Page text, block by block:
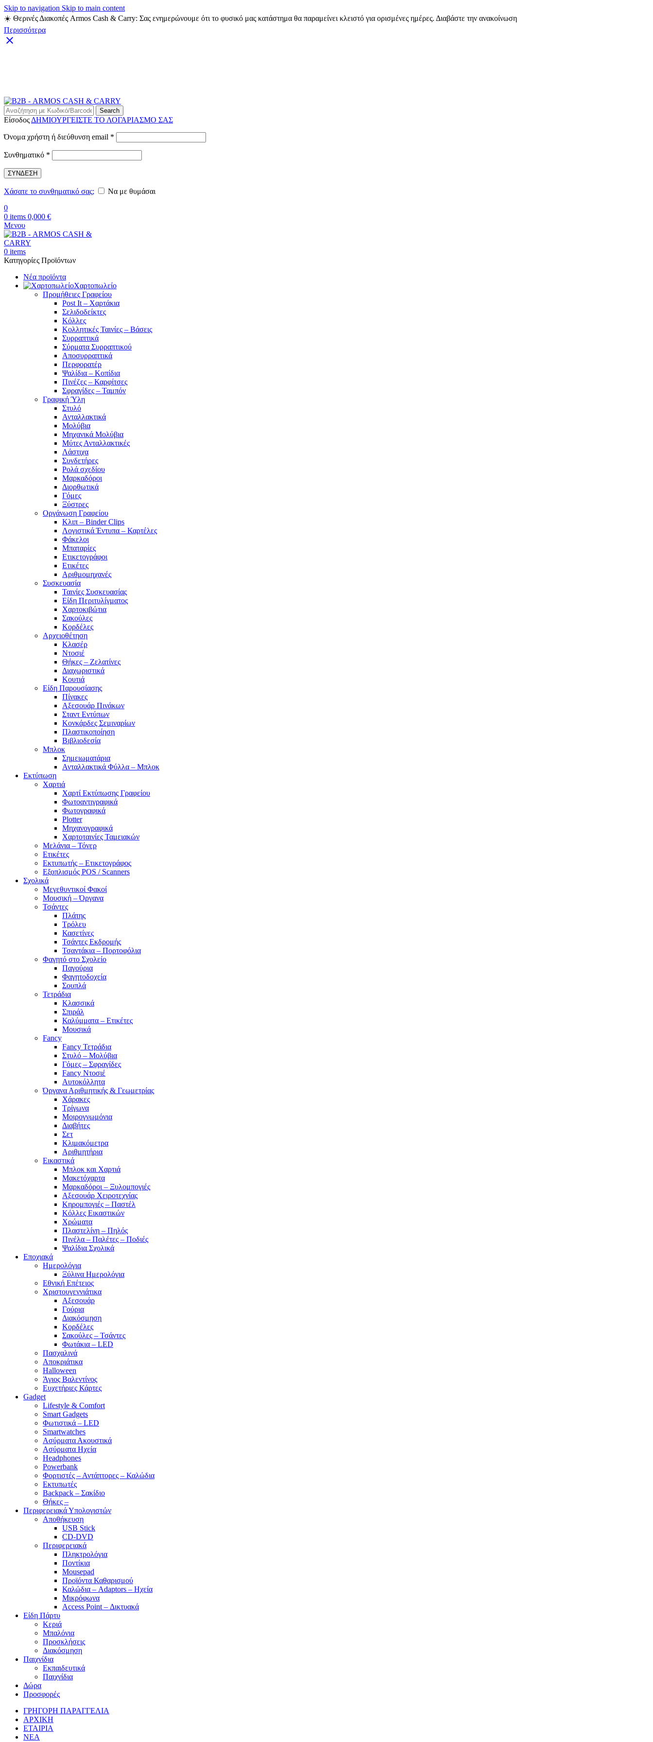
Skip to navigation Skip to main content
☀️ Θερινές Διακοπές Armos Cash & Carry: Σας ενημερώνουμε ότι το φυσικό μας κατάστημα θα παραμείνει κλειστό για ορισμένες ημέρες. Διαβάστε την ανακοίνωση
Περισσότερα
Search
Είσοδος ΔΗΜΙΟΥΡΓΕΙΣΤΕ ΤΟ ΛΟΓΑΡΙΑΣΜΟ ΣΑΣ
Όνομα χρήστη ή διεύθυνση email *
Συνθηματικό *
ΣΥΝΔΕΣΗ
Χάσατε το συνθηματικό σας;
Να με θυμάσαι
0
0 items 0,000 €
Μενου
0 items
Κατηγορίες Προϊόντων
Νέα προϊόντα
Χαρτοπωλείο
Προμήθειες Γραφείου
Post It – Χαρτάκια
Σελιδοδείκτες
Κόλλες
Κολλητικές Ταινίες – Βάσεις
Συρραπτικά
Σύρματα Συρραπτικού
Αποσυρραπτικά
Περφορατέρ
Ψαλίδια – Κοπίδια
Πινέζες – Καρφίτσες
Σφραγίδες – Ταμπόν
Γραφική Ύλη
Στυλό
Ανταλλακτικά
Μολύβια
Μηχανικά Μολύβια
Μύτες Ανταλλακτικές
Λάστιχα
Συνδετήρες
Ρολά σχεδίου
Μαρκαδόροι
Διορθωτικά
Γόμες
Ξύστρες
Οργάνωση Γραφείου
Κλιπ – Binder Clips
Λογιστικά Έντυπα – Καρτέλες
Φάκελοι
Μπαταρίες
Ετικετογράφοι
Ετικέτες
Αριθμομηχανές
Συσκευασία
Ταινίες Συσκευασίας
Είδη Περιτυλίγματος
Χαρτοκιβώτια
Σακούλες
Κορδέλες
Αρχειοθέτηση
Κλασέρ
Ντοσιέ
Θήκες – Ζελατίνες
Διαχωριστικά
Κουτιά
Είδη Παρουσίασης
Πίνακες
Αξεσουάρ Πινάκων
Σταντ Εντύπων
Κονκάρδες Σεμιναρίων
Πλαστικοποίηση
Βιβλιοδεσία
Μπλοκ
Σημειωματάρια
Ανταλλακτικά Φύλλα – Μπλοκ
Εκτύπωση
Χαρτιά
Χαρτί Εκτύπωσης Γραφείου
Φωτοαντιγραφικά
Φωτογραφικά
Plotter
Μηχανογραφικά
Χαρτοταινίες Ταμειακών
Μελάνια – Τόνερ
Ετικέτες
Εκτυπωτής – Ετικετογράφος
Εξοπλισμός POS / Scanners
Σχολικά
Μεγεθυντικοί Φακοί
Μουσική – Όργανα
Τσάντες
Πλάτης
Τρόλευ
Κασετίνες
Τσάντες Εκδρομής
Τσαντάκια – Πορτοφόλια
Φαγητό στο Σχολείο
Παγούρια
Φαγητοδοχεία
Σουπλά
Τετράδια
Κλασσικά
Σπιράλ
Καλύμματα – Ετικέτες
Μουσικά
Fancy
Fancy Τετράδια
Στυλό – Μολύβια
Γόμες – Σφραγίδες
Fancy Ντοσιέ
Αυτοκόλλητα
Όργανα Αριθμητικής & Γεωμετρίας
Χάρακες
Τρίγωνα
Mοιρογνωμόνια
Διαβήτες
Σετ
Κλιμακόμετρα
Αριθμητήρια
Εικαστικά
Μπλοκ και Χαρτιά
Μακετόχαρτα
Μαρκαδόροι – Ξυλομπογιές
Αξεσουάρ Χειροτεχνίας
Κηρομπογιές – Παστέλ
Κόλλες Εικαστικών
Χρώματα
Πλαστελίνη – Πηλός
Πινέλα – Παλέτες – Ποδιές
Ψαλίδια Σχολικά
Εποχιακά
Ημερολόγια
Ξύλινα Ημερολόγια
Εθνική Επέτειος
Χριστουγεννιάτικα
Αξεσουάρ
Γούρια
Διακόσμηση
Κορδέλες
Σακούλες – Τσάντες
Φωτάκια – LED
Πασχαλινά
Αποκριάτικα
Halloween
Άγιος Βαλεντίνος
Ευχετήριες Κάρτες
Gadget
Lifestyle & Comfort
Smart Gadgets
Φωτιστικά – LED
Smartwatches
Ασύρματα Ακουστικά
Ασύρματα Ηχεία
Headphones
Powerbank
Φορτιστές – Αντάπτορες – Καλώδια
Εκτυπωτές
Backpack – Σακίδιο
Θήκες –
Περιφερειακά Υπολογιστών
Αποθήκευση
USB Stick
CD-DVD
Περιφερειακά
Πληκτρολόγια
Ποντίκια
Mousepad
Προϊόντα Καθαρισμού
Καλώδια – Adaptors – Ηχεία
Μικρόφωνα
Access Point – Δικτυακά
Είδη Πάρτυ
Κεριά
Μπαλόνια
Προσκλήσεις
Διακόσμηση
Παιχνίδια
Εκπαιδευτικά
Παιχνίδια
Δώρα
Προσφορές
ΓΡΗΓΟΡΗ ΠΑΡΑΓΓΕΛΙΑ
ΑΡΧΙΚΗ
ΕΤΑΙΡΙΑ
ΝΕΑ